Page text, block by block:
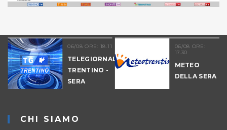
06/08 ORE: 18.11
TELEGIORNALE
TRENTINO -
SERA
06/08 ORE:
17.30
METEO
DELLA SERA
CHI SIAMO